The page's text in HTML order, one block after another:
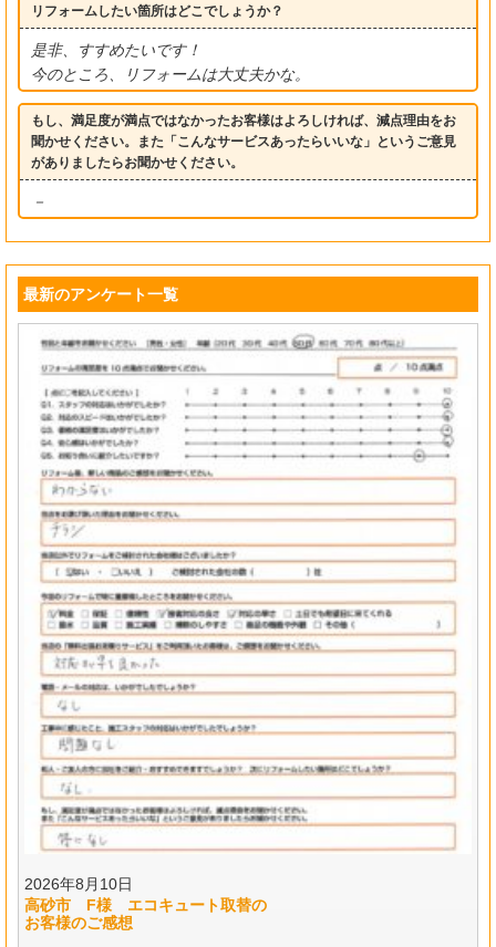
リフォームしたい箇所はどこでしょうか？
是非、すすめたいです！
今のところ、リフォームは大丈夫かな。
もし、満足度が満点ではなかったお客様はよろしければ、減点理由をお
聞かせください。また「こんなサービスあったらいいな」というご意見
がありましたらお聞かせください。
－
最新のアンケート一覧
2026年8月10日
高砂市 F様 エコキュート取替の
お客様のご感想